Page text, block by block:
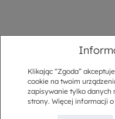
cm GAJA
Talerzyk deserowy
Klikając “Zgoda”
cookie na twoim
zapisywanie tylko danych
strony. Więcej informacji